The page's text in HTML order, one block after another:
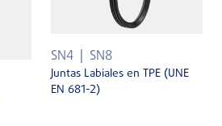
SN4 SN8
Juntas Labiales en TPE (UNE
EN 681-2)